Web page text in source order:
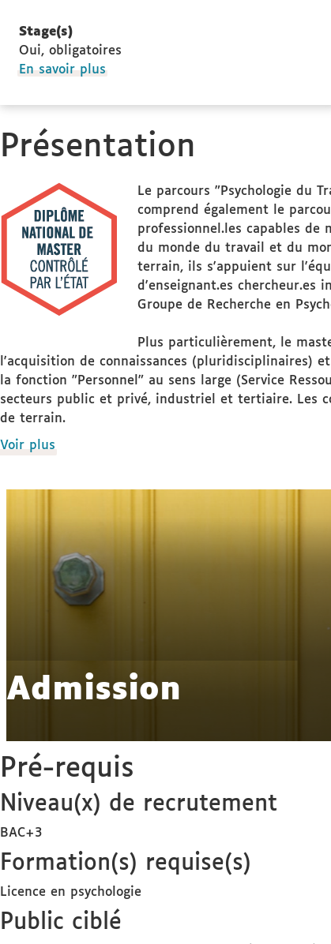
Stage(s)
Oui, obligatoires
En savoir plus
des
Présentation
Le parcours "Psychologie du
comprend également le
professionnel.les capables
du monde du travail et du
terrain, ils s'appuient sur
d'enseignant.es chercheur.es
Groupe de Recherche en
Plus particulièrement, le
l'acquisition de connaissances (pluridisciplinaires)
la fonction "Personnel" au sens large (Service
secteurs public et privé, industriel et tertiaire. Les
de terrain.
Voir plus
Admission
Pré-requis
Niveau(x) de recrutement
BAC+3
Formation(s) requise(s)
Licence en psychologie
Public ciblé